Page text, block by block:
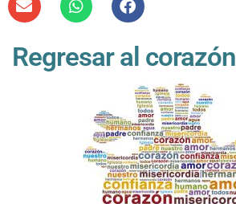
Regresar al corazón